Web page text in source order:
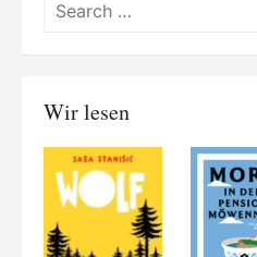
Wir lesen